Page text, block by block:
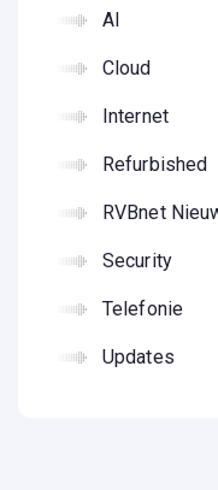
AI
Cloud
Internet
Refurbished
RVBnet
Security
Telefonie
Updates